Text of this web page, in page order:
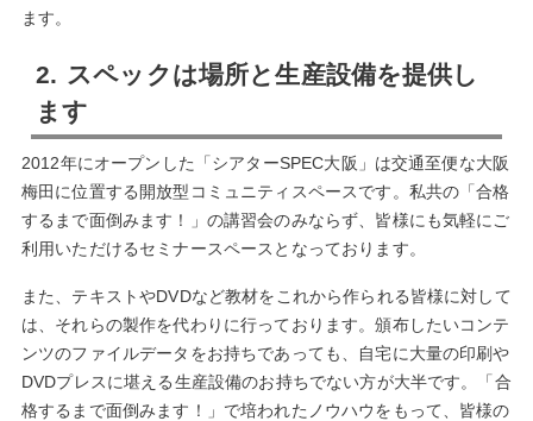
ます。
2. スペックは場所と生産設備を提供し
ます
2012年にオープンした「シアターSPEC大阪」は交通至便な大阪
梅田に位置する開放型コミュニティスペースです。私共の「合格
するまで面倒みます！」の講習会のみならず、皆様にも気軽にご
利用いただけるセミナースペースとなっております。
また、テキストやDVDなど教材をこれから作られる皆様に対して
は、それらの製作を代わりに行っております。頒布したいコンテ
ンツのファイルデータをお持ちであっても、自宅に大量の印刷や
DVDプレスに堪える生産設備のお持ちでない方が大半です。「合
格するまで面倒みます！」で培われたノウハウをもって、皆様の